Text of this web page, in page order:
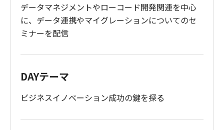
データマネジメントやローコード開発関連を中心
に、データ連携やマイグレーションについてのセ
ミナーを配信
DAYテーマ
ビジネスイノベーション成功の鍵を探る